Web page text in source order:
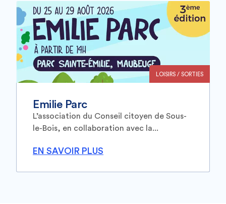
LOISIRS / SORTIES
Emilie Parc
L’association du Conseil citoyen de Sous-
le-Bois, en collaboration avec la...
EN SAVOIR PLUS